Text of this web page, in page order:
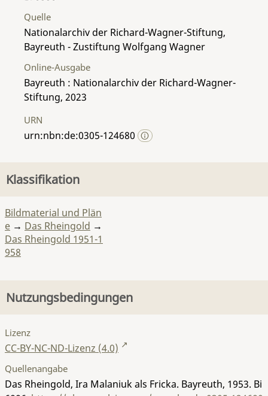
Quelle
Nationalarchiv der Richard-Wagner-Stiftung,
Bayreuth - Zustiftung Wolfgang Wagner
Online-Ausgabe
Bayreuth : Nationalarchiv der Richard-Wagner-
Stiftung, 2023
URN
urn:nbn:de:0305-124680
Klassifikation
Bildmaterial und Plän
e → Das Rheingold →
Das Rheingold 1951-1
958
Nutzungsbedingungen
Lizenz
CC-BY-NC-ND-Lizenz (4.0)
Quellenangabe
Das Rheingold, Ira Malaniuk als Fricka. Bayreuth, 1953. Bi